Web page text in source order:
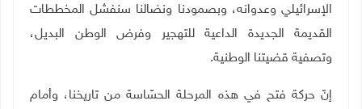
الإسرائيلي وعدوانه، وبصمودنا ونضالنا سنفشل المخططات
القديمة الجديدة الداعية للتهجير وفرض الوطن البديل،
وتصفية قضيتنا الوطنية.
إنّ حركة فتح في هذه المرحلة الحسّاسة من تاريخنا، وأمام